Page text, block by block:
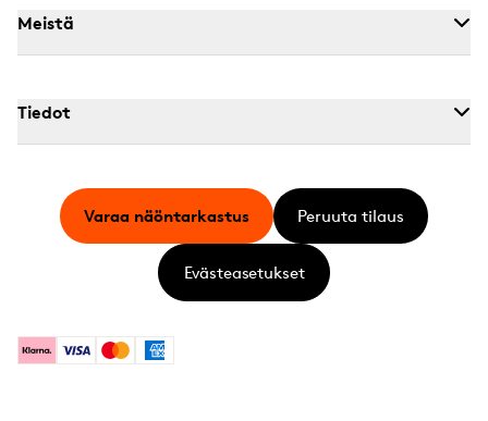
Meistä
Tiedot
KlarnaVisa MastercardAmerican Express
Varaa näöntarkastus Peruuta tilaus
Evästeasetukset